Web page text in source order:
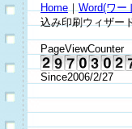
Home｜Word(ワー
込み印刷ウィザー
PageViewCounter
Since2006/2/27